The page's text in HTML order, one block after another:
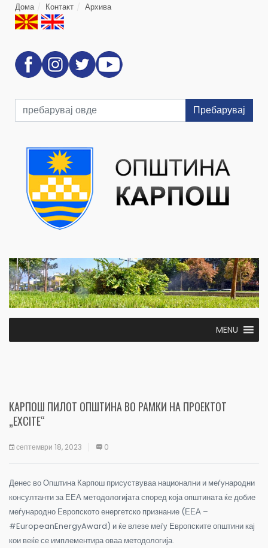
Дома Контакт Архива
Пребарувај
MENU
КАРПОШ ПИЛОТ ОПШТИНА ВО РАМКИ НА ПРОЕКТОТ
„EXCITE“
септември 18, 2023 0
Денес во Општина Карпош присуствуваа национални и меѓународни
консултанти за ЕЕА методологијата според која општината ќе добие
меѓународно Европското енергетско признание (ЕЕА –
#EuropeanEnergyAward) и ќе влезе меѓу Европските општини кај
кои веќе се имплементира оваа методологија.